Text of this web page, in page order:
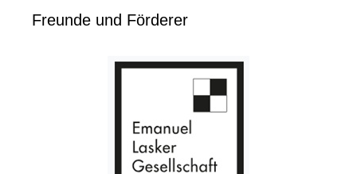
Freunde und Förderer